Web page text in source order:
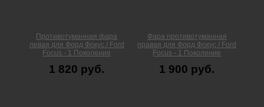
Противотуманная фара
левая для Форд Фокус / Ford
Focus - 1 Поколение
1 820 руб.
Фара противотуманная
правая для Форд Фокус / Ford
Focus - 1 Поколение
1 900 руб.